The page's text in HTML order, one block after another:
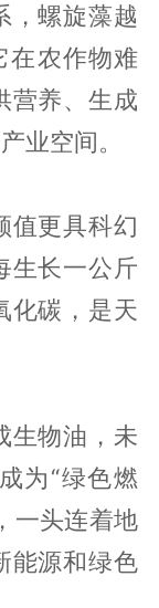
，螺旋藻越
在农作物难
营养、生成
业空间。
值更具科幻
生长一公斤
化碳，是天
生物油，未
为“绿色燃
一头连着地
能源和绿色